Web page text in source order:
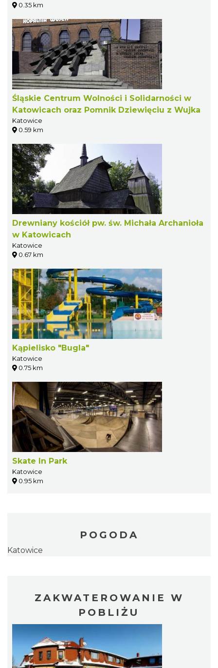
0.35 km
Śląskie Centrum Wolności i Solidarności w
Katowicach oraz Pomnik Dziewięciu z Wujka
Katowice
0.59 km
Drewniany kościół pw. św. Michała Archanioła
w Katowicach
Katowice
0.67 km
Kąpielisko "Bugla"
Katowice
0.75 km
Skate In Park
Katowice
0.95 km
POGODA
Katowice
ZAKWATEROWANIE W
POBLIŻU